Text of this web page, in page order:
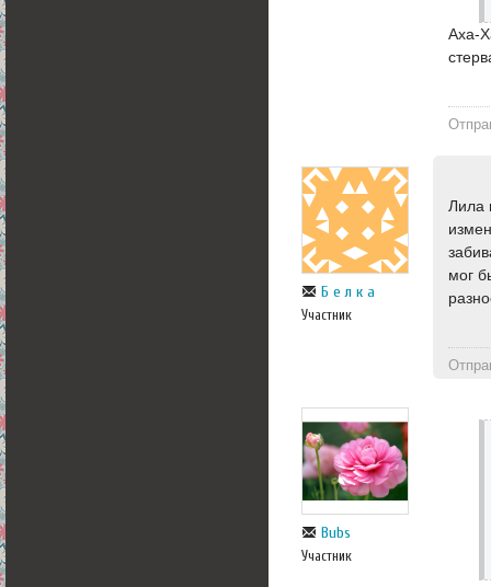
Аха-
Б е л к а
Участник
Лила
мог
Bubs
Участник